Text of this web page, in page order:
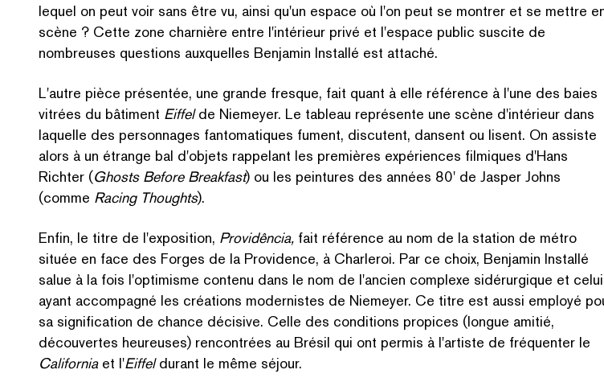
RECHERCHER PAR
lequel on peut voir sans être vu, ainsi qu'un espace où l'on peut se montrer et se mettre
scène ? Cette zone charnière entre l'intérieur privé et l'espace public suscite de
nombreuses questions auxquelles Benjamin Installé est attaché.
L'autre pièce présentée, une grande fresque, fait quant à elle référence à l'une des baies
vitrées du bâtiment Eiffelde Niemeyer. Le tableau représente une scène d'intérieur dans
laquelle des personnages fan­toma­tiques fument, discutent, dansent ou lisent. On assiste
alors à un étrange bal d'objets rappelant les premières expériences filmiques d'Hans
Richter (Ghosts Before Breakfast) ou les peintures des années 80' de Jasper Johns
(comme Racing Thoughts).
Enfin, le titre de l'exposition, Providência, fait référence au nom de la station de métro
située en face des Forges de la Providence, à Charleroi. Par ce choix, Benjamin Installé
salue à la fois l'optimisme contenu dans le nom de l'ancien complexe sidérurgique et celui
ayant accompagné les créations modernistes de Niemeyer. Ce titre est aussi employé
sa sig­ni­fi­ca­tion de chance décisive. Celle des conditions propices (longue amitié,
découvertes heureuses) rencontrées au Brésil qui ont permis à l'artiste de fréquenter le
California et l'Eiffeldurant le même séjour.